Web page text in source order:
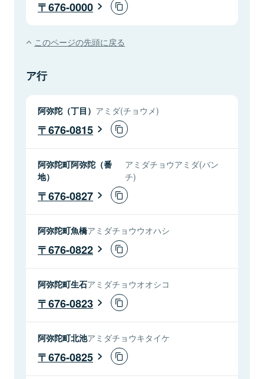
676-0000
このページの先頭に戻る
ア行
阿弥陀（丁目） アミダ(チョウメ)
676-0815
阿弥陀町阿弥陀（番
地）
アミダチョウアミダ(バン
チ)
676-0827
阿弥陀町魚橋アミダチョウウオハシ
676-0822
阿弥陀町生石アミダチョウオオシコ
676-0823
阿弥陀町北池アミダチョウキタイケ
676-0825